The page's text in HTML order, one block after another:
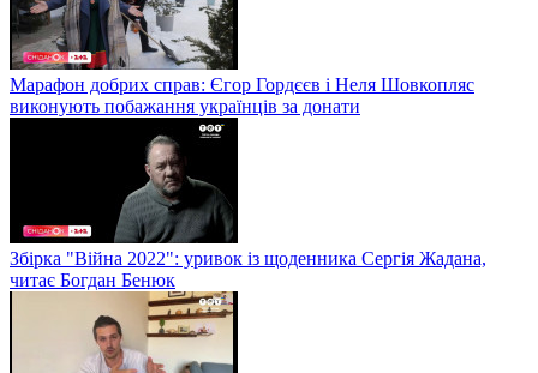
Марафон добрих справ: Єгор Гордєєв і Неля Шовкопляс
виконують побажання українців за донати
Збірка "Війна 2022": уривок із щоденника Сергія Жадана,
читає Богдан Бенюк